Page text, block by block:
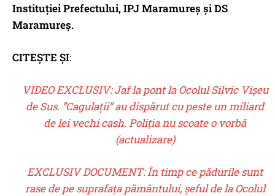
Instituției Prefectului, IPJ Maramureș și DS
Maramureș.
CITEȘTE ȘI:
VIDEO EXCLUSIV: Jaf la pont la Ocolul Silvic Vișeu
de Sus. ”Cagulații” au dispărut cu peste un miliard
de lei vechi cash. Poliția nu scoate o vorbă
(actualizare)
EXCLUSIV DOCUMENT: În timp ce pădurile sunt
rase de pe suprafața pământului, șeful de la Ocolul